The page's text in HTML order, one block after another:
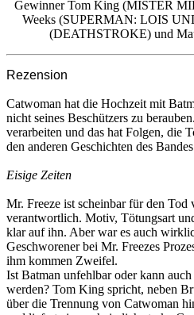
Gewinner Tom King (MISTER
Weeks (SUPERMAN: LOIS
(DEATHSTROKE) und
Rezension
Catwoman hat die Hochzeit mit
nicht seines Beschützers zu
verarbeiten und das hat Folgen, die
den anderen Geschichten des
Eisige Zeiten
Mr. Freeze ist scheinbar für den Tod
verantwortlich. Motiv, Tötungsart
klar auf ihn. Aber war es auch
Geschworener bei Mr. Freezes
ihm kommen Zweifel.
Ist Batman unfehlbar oder kann
werden? Tom King spricht, neben
über die Trennung von Catwoman